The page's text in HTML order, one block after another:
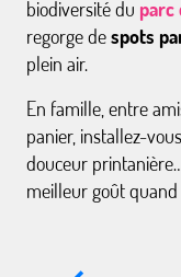
biodiversité du parc
regorge despots
plein air.
En famille, entre
panier, installez-
douceur
meilleur goût